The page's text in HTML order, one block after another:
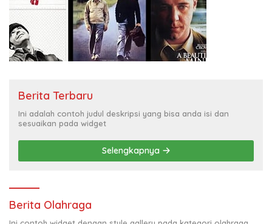
Berita Terbaru
Ini adalah contoh judul deskripsi yang bisa anda isi dan
sesuaikan pada widget
Selengkapnya
Berita Olahraga